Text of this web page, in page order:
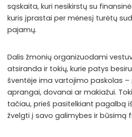
sąskaita, kuri nesikirstų su
kuris įprastai per mėnesį turėtų
pajamų.
Dalis žmonių organizuodami
atsiranda ir tokių, kurie patys
šventėje ima vartojimo paskolas –
aprangai, dovanai ar makiažui.
tačiau, prieš pasitelkiant pagalbą
žvelgti į savo galimybes ir būsimą